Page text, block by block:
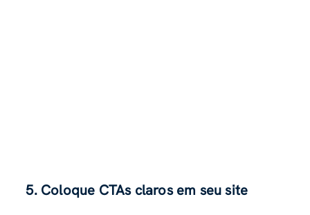
5. Coloque CTAs claros em seu site